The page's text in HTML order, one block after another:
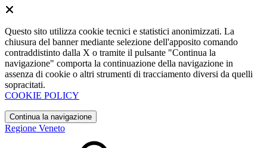
Questo sito utilizza cookie tecnici e statistici anonimizzati. La
chiusura del banner mediante selezione dell'apposito comando
contraddistinto dalla X o tramite il pulsante "Continua la
navigazione" comporta la continuazione della navigazione in
assenza di cookie o altri strumenti di tracciamento diversi da quelli
sopracitati.
COOKIE POLICY
Continua la navigazione
Regione Veneto